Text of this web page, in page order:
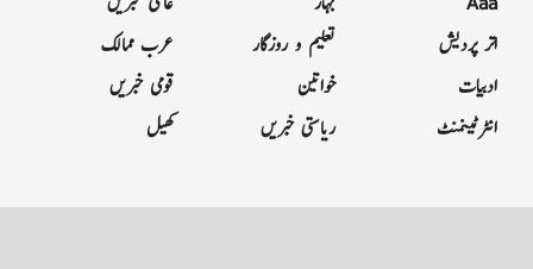
اتر پردیش
ادبیات
انٹرٹینمنٹ
تعلیم و روزگار
خواتین
ریاستی خبریں
عرب ممالک
قومی خبریں
کھیل